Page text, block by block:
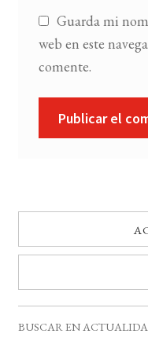
Guarda mi
web en este
comente.
BUSCAR EN